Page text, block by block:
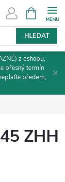
HLEDAT
NÁKUPNÍ
KOŠÍK
z eshopu,
přesný termín
předem,
ZHH